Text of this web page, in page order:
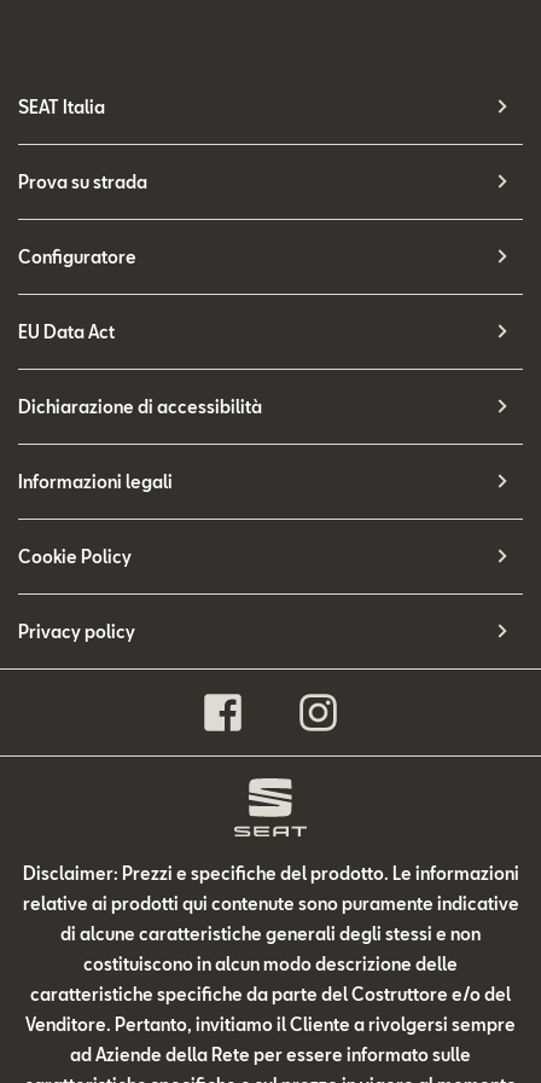
SEAT Italia
Prova su strada
Configuratore
EU Data Act
Dichiarazione di accessibilità
Informazioni legali
Cookie Policy
Privacy policy
Disclaimer: Prezzi e specifiche del prodotto. Le informazioni
relative ai prodotti qui contenute sono puramente indicative
di alcune caratteristiche generali degli stessi e non
costituiscono in alcun modo descrizione delle
caratteristiche specifiche da parte del Costruttore e/o del
Venditore. Pertanto, invitiamo il Cliente a rivolgersi sempre
ad Aziende della Rete per essere informato sulle